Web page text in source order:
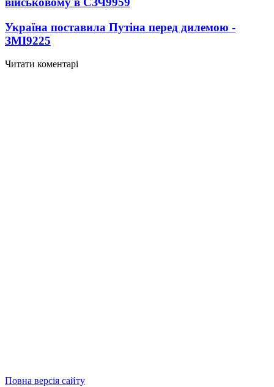
Україна поставила Путіна перед дилемою -
ЗМІ9225
Читати коментарі
Повна версія сайту